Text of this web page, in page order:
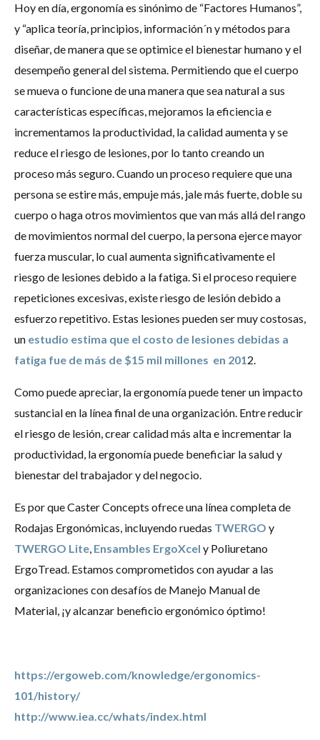
Hoy en día, ergonomía es sinónimo de “Factores Humanos”,
y “aplica teoría, principios, información´n y métodos para
diseñar, de manera que se optimice el bienestar humano y el
desempeño general del sistema. Permitiendo que el cuerpo
se mueva o funcione de una manera que sea natural a sus
características específicas, mejoramos la eficiencia e
incrementamos la productividad, la calidad aumenta y se
reduce el riesgo de lesiones, por lo tanto creando un
proceso más seguro. Cuando un proceso requiere que una
persona se estire más, empuje más, jale más fuerte, doble su
cuerpo o haga otros movimientos que van más allá del rango
de movimientos normal del cuerpo, la persona ejerce mayor
fuerza muscular, lo cual aumenta significativamente el
riesgo de lesiones debido a la fatiga. Si el proceso requiere
repeticiones excesivas, existe riesgo de lesión debido a
esfuerzo repetitivo. Estas lesiones pueden ser muy costosas,
un estudio estima que el costo de lesiones debidas a
fatiga fue de más de $15 mil millones en 2012.
Como puede apreciar, la ergonomía puede tener un impacto
sustancial en la línea final de una organización. Entre reducir
el riesgo de lesión, crear calidad más alta e incrementar la
productividad, la ergonomía puede beneficiar la salud y
bienestar del trabajador y del negocio.
Es por que Caster Concepts ofrece una línea completa de
Rodajas Ergonómicas, incluyendo ruedas TWERGO y
TWERGO Lite, Ensambles ErgoXcel y Poliuretano
ErgoTread. Estamos comprometidos con ayudar a las
organizaciones con desafíos de Manejo Manual de
Material, ¡y alcanzar beneficio ergonómico óptimo!
https://ergoweb.com/knowledge/ergonomics-
101/history/
http://www.iea.cc/whats/index.html